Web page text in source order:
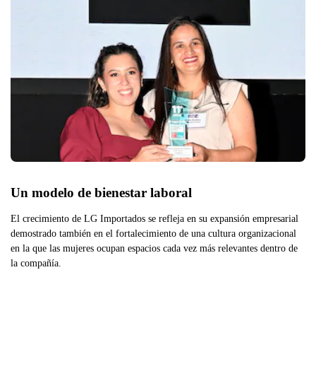
Un modelo de bienestar laboral
El crecimiento de LG Importados se refleja en su expansión empresarial
demostrado también en el fortalecimiento de una cultura organizacional
en la que las mujeres ocupan espacios cada vez más relevantes dentro de
la compañía.